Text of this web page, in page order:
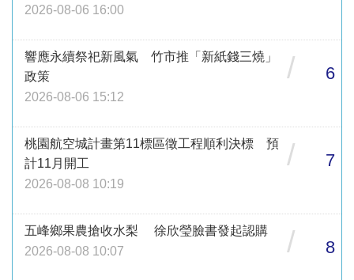
2026-08-06 16:00
響應永續祭祀新風氣 竹市推「新紙錢三燒」
政策
2026-08-06 15:12
/ 6
桃園航空城計畫第11標區徵工程順利決標 預
計11月開工
2026-08-08 10:19
/ 7
五峰鄉果農搶收水梨 徐欣瑩臉書發起認購
2026-08-08 10:07
/ 8